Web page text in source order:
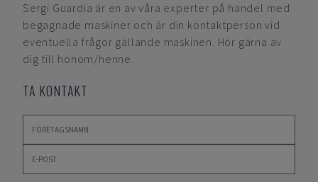
Sergi Guardia är en av våra experter på handel med
begagnade maskiner och är din kontaktperson vid
eventuella frågor gällande maskinen. Hör gärna av
dig till honom/henne.
TA KONTAKT